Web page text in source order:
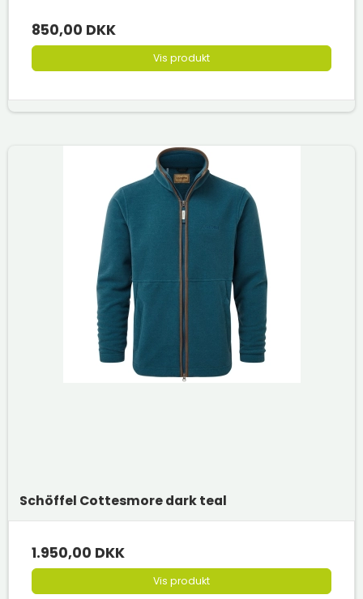
850,00 DKK
Vis produkt
Schöffel Cottesmore dark teal
1.950,00 DKK
Vis produkt